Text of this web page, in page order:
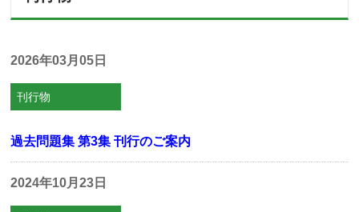
2026年03月05日
刊行物
過去問題集 第3集 刊行のご案内
2024年10月23日